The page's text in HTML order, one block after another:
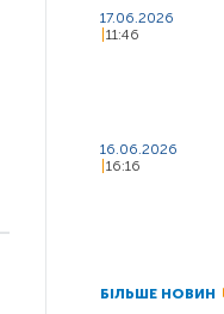
17.06.2026
11:46
16.06.2026
16:16
БІЛЬШЕ НОВИН